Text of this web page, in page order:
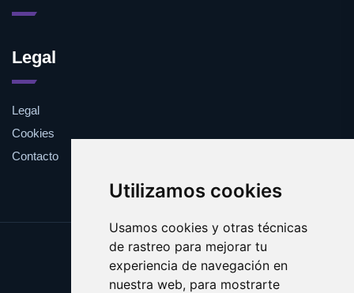
Utilizamos cookies
Usamos cookies y otras técnicas
de rastreo para mejorar tu
experiencia de navegación en
nuestra web, para mostrarte
Legal
Legal
Cookies
Contacto
Update cookies preferences
Copyright © 2025 vertedero.es